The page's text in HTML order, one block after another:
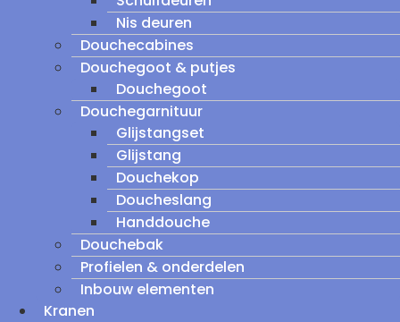
Nis deuren
Douchecabines
Douchegoot & putjes
Douchegoot
Douchegarnituur
Glijstangset
Glijstang
Douchekop
Doucheslang
Handdouche
Douchebak
Profielen & onderdelen
Inbouw elementen
Kranen